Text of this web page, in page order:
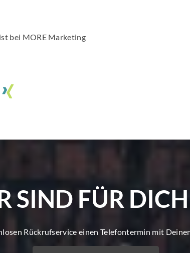
bei MORE Marketing
SIND FÜR
Rückrufservice einen Telefontermin mit